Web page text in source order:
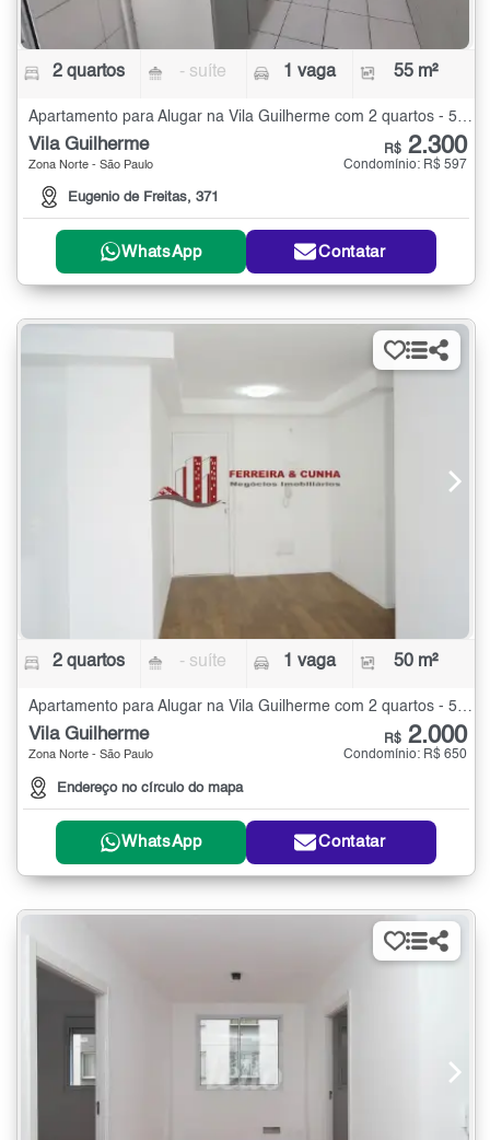
2 quartos - suíte 1 vaga 55 m²
Apartamento para Alugar na Vila Guilherme com 2 quartos - 55 m²
Vila Guilherme
Zona Norte - São Paulo
Eugenio de Freitas, 371
R$ 2.300
Condomínio: R$ 597
WhatsApp Contatar
2 quartos - suíte 1 vaga 50 m²
Apartamento para Alugar na Vila Guilherme com 2 quartos - 50 m²
Vila Guilherme
Zona Norte - São Paulo
Endereço no círculo do mapa
R$ 2.000
Condomínio: R$ 650
WhatsApp Contatar